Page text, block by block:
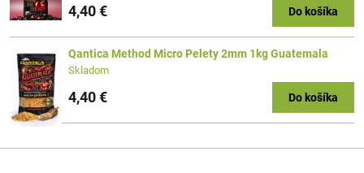
4,40 € Do košíka
Qantica Method Micro Pelety 2mm 1kg Guatemala
Skladom
4,40 € Do košíka